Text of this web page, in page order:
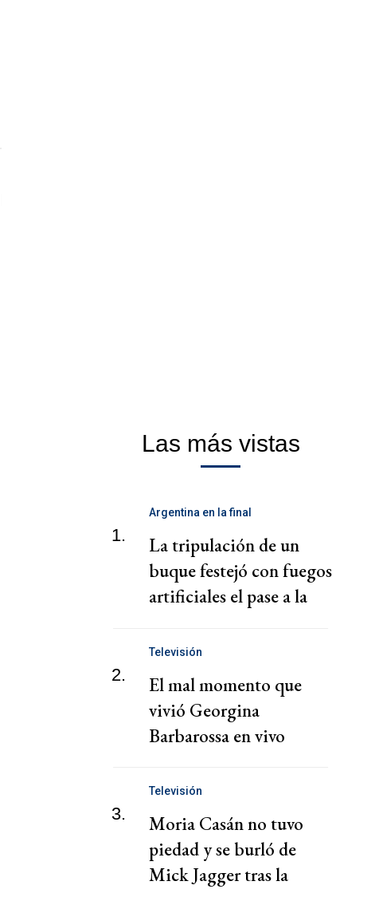
Las más vistas
1.
Argentina en la final
La tripulación de un
buque festejó con fuegos
artificiales el pase a la
2.
Televisión
El mal momento que
vivió Georgina
Barbarossa en vivo
3.
Televisión
Moria Casán no tuvo
piedad y se burló de
Mick Jagger tras la